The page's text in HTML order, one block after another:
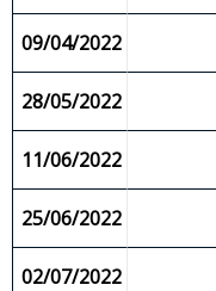
09/04/2022
28/05/2022
11/06/2022
25/06/2022
02/07/2022